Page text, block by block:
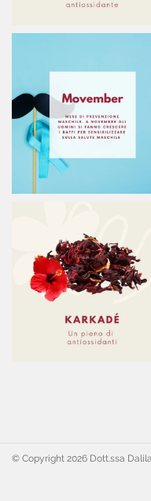
© Copyright 2026 Dott.ssa